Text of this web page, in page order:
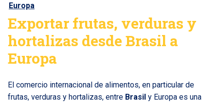
Europa
Exportar frutas, verduras y
hortalizas desde Brasil a
Europa
El comercio internacional de alimentos, en particular de
frutas, verduras y hortalizas, entre Brasil y Europa es una